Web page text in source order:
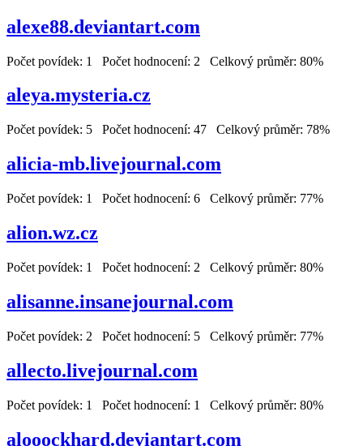
alexe88.deviantart.com
Počet povídek: 1 Počet hodnocení: 2 Celkový průměr: 80%
aleya.mysteria.cz
Počet povídek: 5 Počet hodnocení: 47 Celkový průměr: 78%
alicia-mb.livejournal.com
Počet povídek: 1 Počet hodnocení: 6 Celkový průměr: 77%
alion.wz.cz
Počet povídek: 1 Počet hodnocení: 2 Celkový průměr: 80%
alisanne.insanejournal.com
Počet povídek: 2 Počet hodnocení: 5 Celkový průměr: 77%
allecto.livejournal.com
Počet povídek: 1 Počet hodnocení: 1 Celkový průměr: 80%
alooockhard.deviantart.com